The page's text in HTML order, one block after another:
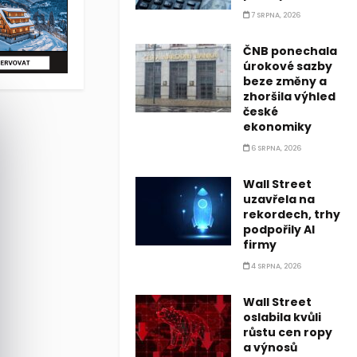
7 SRPNA, 2026
ČNB ponechala
úrokové sazby
beze změny a
zhoršila výhled
české
ekonomiky
6 SRPNA, 2026
Wall Street
uzavřela na
rekordech, trhy
podpořily AI
firmy
4 SRPNA, 2026
Wall Street
oslabila kvůli
růstu cen ropy
a výnosů